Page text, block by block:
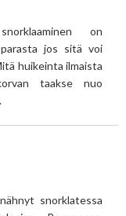
on
jos sitä voi
huikeinta ilmaista
taakse nuo
snorklatessa